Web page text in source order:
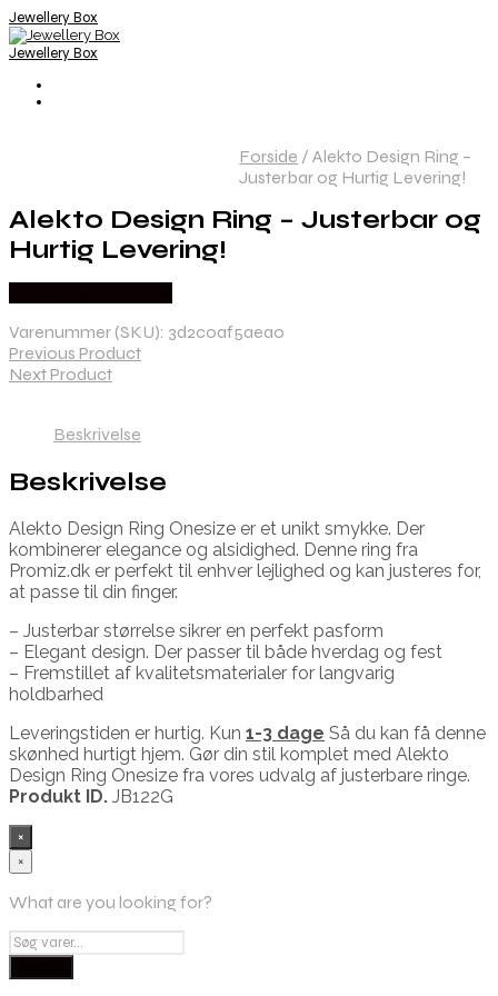
Jewellery Box
Jewellery Box
Forside / Alekto Design Ring –
Justerbar og Hurtig Levering!
Alekto Design Ring – Justerbar og
Hurtig Levering!
Varenummer (SKU): 3d2c0af5aea0
Previous Product
Next Product
Beskrivelse
Beskrivelse
Alekto Design Ring Onesize er et unikt smykke. Der
kombinerer elegance og alsidighed. Denne ring fra
Promiz.dk er perfekt til enhver lejlighed og kan justeres for,
at passe til din finger.
– Justerbar størrelse sikrer en perfekt pasform
– Elegant design. Der passer til både hverdag og fest
– Fremstillet af kvalitetsmaterialer for langvarig
holdbarhed
Leveringstiden er hurtig. Kun 1-3 dage Så du kan få denne
skønhed hurtigt hjem. Gør din stil komplet med Alekto
Design Ring Onesize fra vores udvalg af justerbare ringe.
Produkt ID. JB122G
×
×
What are you looking for?